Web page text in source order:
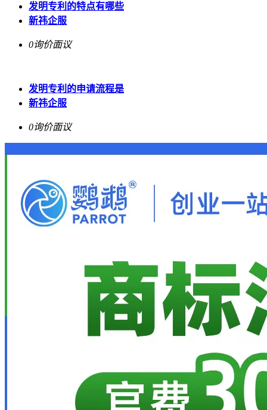
发明专利的特点有哪些
新祎企服
0询价面议
发明专利的申请流程是
新祎企服
0询价面议